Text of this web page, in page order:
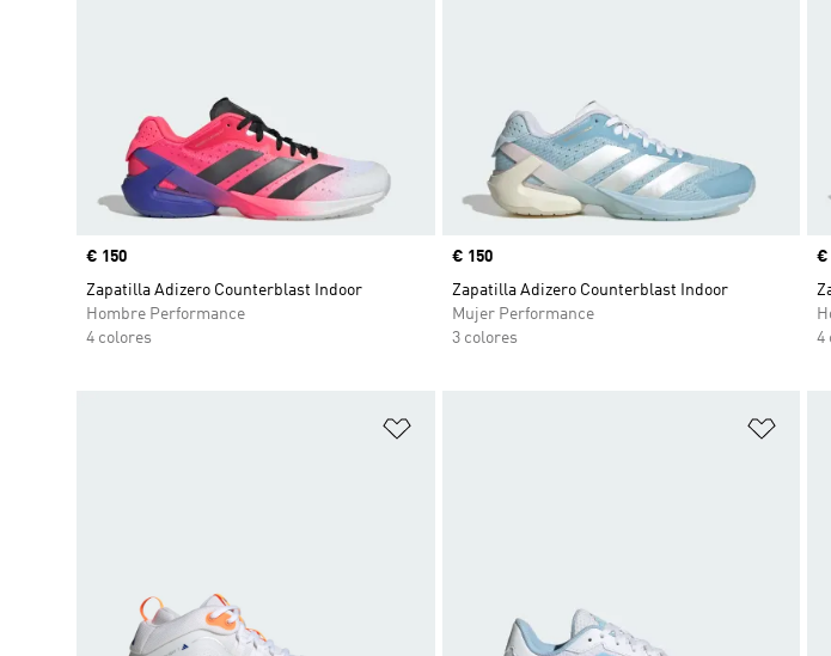
Precio
€ 150
Zapatilla Adizero Counterblast Indoor
Hombre Performance
4 colores
Precio
€ 150
Zapatilla Adizero Counterblast Indoor
Mujer Performance
3 colores
€
4